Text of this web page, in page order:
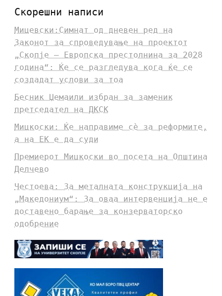
Скорешни написи
Мицевски:Симнат од дневен ред на
Законот за спроведување на проектот
„Скопје – Европска престолнина за 2028
година“: Ќе се разгледува кога ќе се
создадат услови за тоа
Бесник Џемаили избран за заменик
претседател на ДКСК
Мицкоски: Ќе направиме сè за реформите,
а на ЕК е да суди
Премиерот Мицкоски во посета на Општина
Делчево
Честоева: За металната конструкција на
„Македониум“: За оваа интервенција не е
доставено барање за конзерваторско
одобрение